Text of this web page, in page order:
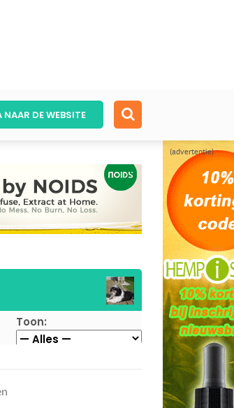
(advertentie)
NAAR DEWEBSITE
Toon: